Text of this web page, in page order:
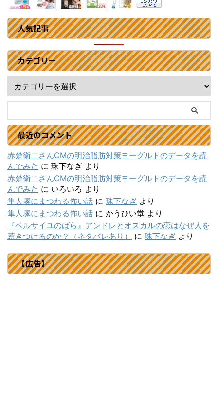
人気記事
カテゴリー
最近のコメント
赤楚衛二さんCMの明治脂肪対策ヨーグルトのデータを読
んでみた に 珠下なぎ より
赤楚衛二さんCMの明治脂肪対策ヨーグルトのデータを読
んでみた に いろいろ より
隼人塚にまつわる怖い話 に 珠下なぎ より
隼人塚にまつわる怖い話 に かうひい堂 より
『ベルサイユのばら』アンドレとオスカルの恋はなぜ人を
惹きつけるのか？（ネタバレあり）
に 珠下なぎ より
【広告】